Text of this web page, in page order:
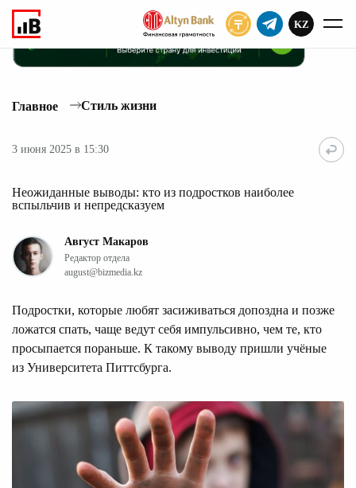
KZ
Главное Стиль жизни
3 июня 2025 в 15:30
Неожиданные выводы: кто из подростков наиболее
вспыльчив и непредсказуем
Август Макаров
Редактор отдела
august@bizmedia.kz
Подростки, которые любят засиживаться допоздна и позже
ложатся спать, чаще ведут себя импульсивно, чем те, кто
просыпается пораньше. К такому выводу пришли учёные
из Университета Питтсбурга.